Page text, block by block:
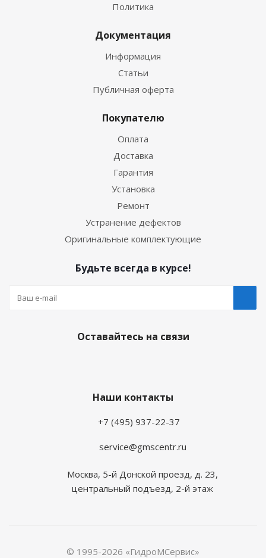
Политика
Документация
Информация
Статьи
Публичная оферта
Покупателю
Оплата
Доставка
Гарантия
Установка
Ремонт
Устранение дефектов
Оригинальные комплектующие
Будьте всегда в курсе!
Оставайтесь на связи
Наши контакты
+7 (495) 937-22-37
service@gmscentr.ru
Москва, 5-й Донской проезд, д. 23,
центральный подъезд, 2-й этаж
© 1995-2026 «ГидроМСервис»